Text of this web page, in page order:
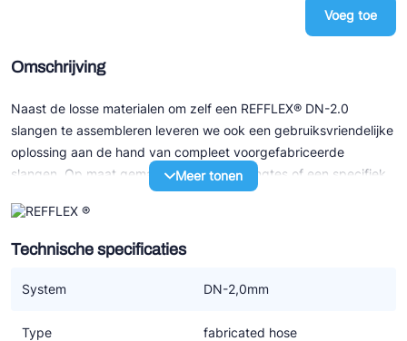
Voeg toe
Omschrijving
Naast de losse materialen om zelf een REFFLEX® DN-2.0
slangen te assembleren leveren we ook een gebruiksvriendelijke
oplossing aan de hand van compleet voorgefabriceerde
slangen. Op maat gemaakt, standaard lengtes of een specifiek
door de klant opgegeven vorm en afmeting, en voorzien van
een combinatie van fittingen. Denk daarbij aan rechte -, haakse
– en soldeerfittingen. Maar ook speciale combinaties met T-
stukken of schroefnippels behoort tot de mogelijkheden.
aangegeven welke fittingen er bevestigd zijn. Zo heeft type R/R
Meer tonen
Technische specificaties
System DN-2,0mm
Type fabricated hose